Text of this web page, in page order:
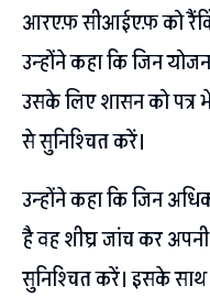
आरएफ़ सीआईएफ़ को
उन्होंने कहा कि जिन
उसके लिए शासन को
से सुनिश्चित करें।
उन्होंने कहा कि जिन
है वह शीघ्र जांच कर
सुनिश्चित करें। इसके साथ